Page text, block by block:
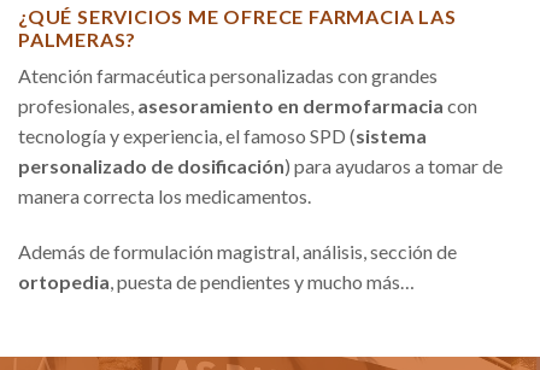
¿QUÉ SERVICIOS ME OFRECE FARMACIA LAS
PALMERAS?
Atención farmacéutica personalizadas con grandes
profesionales, asesoramiento en dermofarmacia con
tecnología y experiencia, el famoso SPD (sistema
personalizado de dosificación) para ayudaros a tomar de
manera correcta los medicamentos.
Además de formulación magistral, análisis, sección de
ortopedia , puesta de pendientes y mucho más…